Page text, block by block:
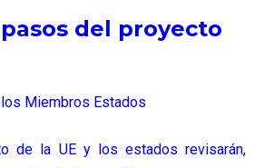
del proyecto
Miembros Estados
de la UE y los estados revisarán,